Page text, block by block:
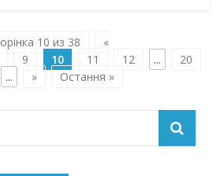
10 из 38
«
9 10 11 12 ...
20
... » Остання »